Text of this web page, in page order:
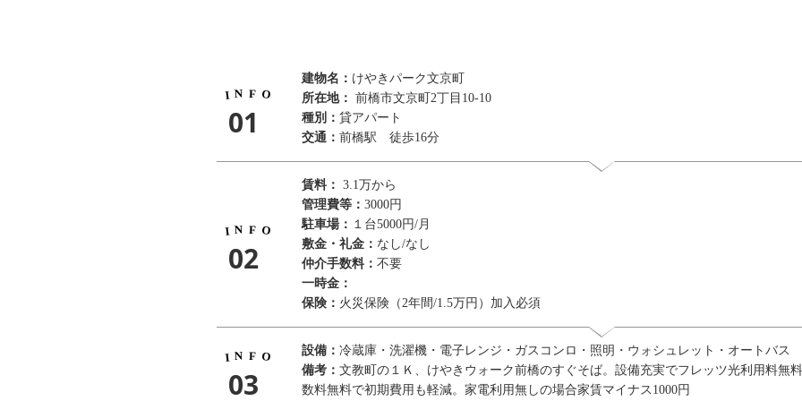
IN F O
01
建物名： けやきパーク文京町
所在地： 前橋市文京町2丁目10-10
種別： 貸アパート
交通： 前橋駅 徒歩16分
IN F O
02
賃料： 3.1万から
管理費等： 3000円
駐車場： １台5000円/月
敷金・礼金： なし/なし
仲介手数料： 不要
一時金：
保険： 火災保険（2年間/1.5万円）加入必須
IN F O
03
設備： 冷蔵庫・洗濯機・電子レンジ・ガスコンロ・照明・ウォシュレット・オートバス
備考： 文教町の１Ｋ、けやきウォーク前橋のすぐそば。設備充実でフレッツ光利用料無
数料無料で初期費用も軽減。家電利用無しの場合家賃マイナス1000円